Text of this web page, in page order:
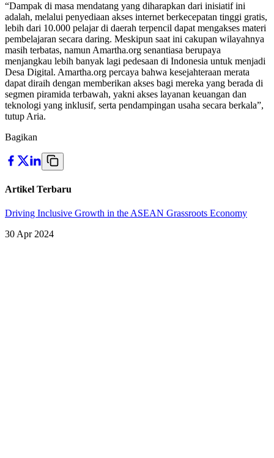
“Dampak di masa mendatang yang diharapkan dari inisiatif ini
adalah, melalui penyediaan akses internet berkecepatan tinggi gratis,
lebih dari 10.000 pelajar di daerah terpencil dapat mengakses materi
pembelajaran secara daring. Meskipun saat ini cakupan wilayahnya
masih terbatas, namun Amartha.org senantiasa berupaya
menjangkau lebih banyak lagi pedesaan di Indonesia untuk menjadi
Desa Digital. Amartha.org percaya bahwa kesejahteraan merata
dapat diraih dengan memberikan akses bagi mereka yang berada di
segmen piramida terbawah, yakni akses layanan keuangan dan
teknologi yang inklusif, serta pendampingan usaha secara berkala”,
tutup Aria.
Bagikan
Artikel Terbaru
Driving Inclusive Growth in the ASEAN Grassroots Economy
30 Apr 2024